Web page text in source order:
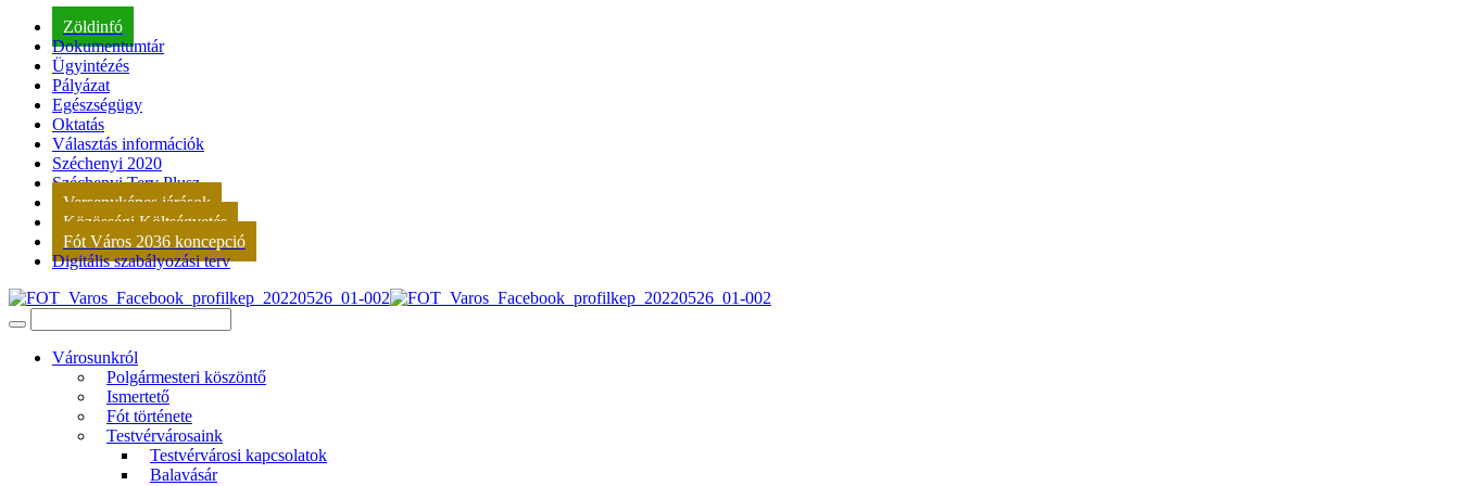
Zöldinfó
Dokumentumtár
Ügyintézés
Pályázat
Egészségügy
Oktatás
Választás információk
Széchenyi 2020
Széchenyi Terv Plusz
Versenyképes járások
Közösségi Költségvetés
Fót Város 2036 koncepció
Digitális szabályozási terv
Városunkról
Polgármesteri köszöntő
Ismertető
Fót története
Testvérvárosaink
Testvérvárosi kapcsolatok
Balavásár